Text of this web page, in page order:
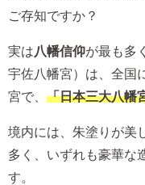
ご存知ですか？
実は 八幡信仰が最も多く
宇佐八幡宮）は、全国
宮で、 「日本三大八幡
境内には、朱塗りが美
多く、いずれも豪華な
す。